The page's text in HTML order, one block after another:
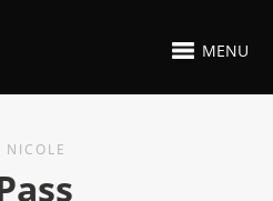
MENU
NICOLE